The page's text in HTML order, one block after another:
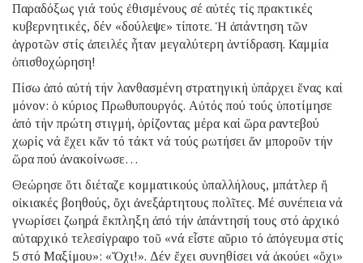
Παραδόξως γιά τούς ἐθισμένους σέ αὐτές τίς πρακτικές
κυβερνητικές, δέν «δούλεψε» τίποτε. Ἡ ἀπάντηση τῶν
ἀγροτῶν στίς ἀπειλές ἦταν μεγαλύτερη ἀντίδραση. Καμμία
ὀπισθοχώρηση!
Πίσω ἀπό αὐτή τήν λανθασμένη στρατηγική ὑπάρχει ἕνας καί
μόνον: ὁ κύριος Πρωθυπουργός. Αὐτός πού τούς ὑποτίμησε
ἀπό τήν πρώτη στιγμή, ὁρίζοντας μέρα καί ὥρα ραντεβού
χωρίς νά ἔχει κἄν τό τάκτ νά τούς ρωτήσει ἄν μποροῦν τήν
ὥρα πού ἀνακοίνωσε…
Θεώρησε ὅτι διέταζε κομματικούς ὑπαλλήλους, μπάτλερ ἤ
οἰκιακές βοηθούς, ὄχι ἀνεξάρτητους πολῖτες. Μέ συνέπεια νά
γνωρίσει ζωηρά ἔκπληξη ἀπό τήν ἀπάντησή τους στό ἀρχικό
αὐταρχικό τελεσίγραφο τοῦ «νά εἶστε αὔριο τό ἀπόγευμα στίς
5 στό Μαξίμου»: «Ὄχι!». Δέν ἔχει συνηθίσει νά ἀκούει «ὄχι»